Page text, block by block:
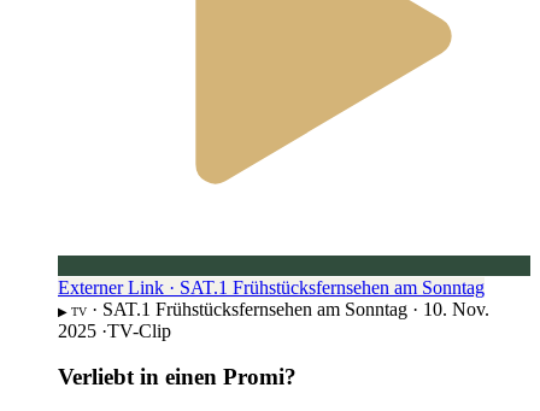
Externer Link · SAT.1 Frühstücksfernsehen am Sonntag
▶︎ TV · SAT.1 Frühstücksfernsehen am Sonntag · 10. Nov.
2025 ·TV-Clip
Verliebt in einen Promi?